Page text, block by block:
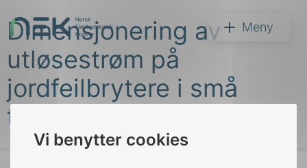
Vi benytter cookies
til
innhold
NEK Meny
Søk
Dimensjonering av
utløsestrøm på
jordfeilbrytere i små
trafokretser.